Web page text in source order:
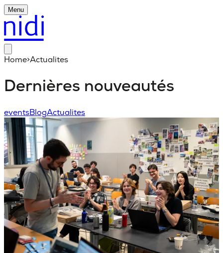
Menu
Home>Actualites
Dernières nouveautés
eventsBlogActualites